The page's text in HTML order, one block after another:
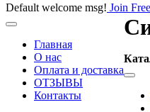
Default welcome msg! Join Free
Categories
Главная
О нас
Оплата и доставка
ОТЗЫВЫ
Контакты